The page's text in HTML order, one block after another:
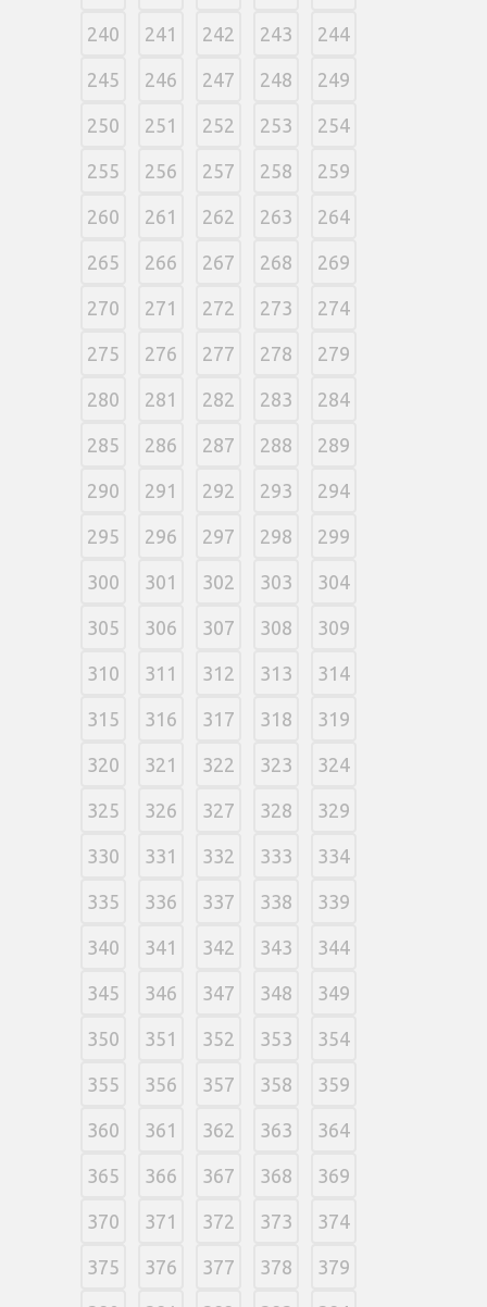
240 241 242 243 244
245 246 247 248 249
250 251 252 253 254
255 256 257 258 259
260 261 262 263 264
265 266 267 268 269
270 271 272 273 274
275 276 277 278 279
280 281 282 283 284
285 286 287 288 289
290 291 292 293 294
295 296 297 298 299
300 301 302 303 304
305 306 307 308 309
310 311 312 313 314
315 316 317 318 319
320 321 322 323 324
325 326 327 328 329
330 331 332 333 334
335 336 337 338 339
340 341 342 343 344
345 346 347 348 349
350 351 352 353 354
355 356 357 358 359
360 361 362 363 364
365 366 367 368 369
370 371 372 373 374
375 376 377 378 379